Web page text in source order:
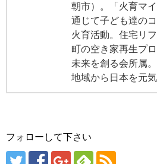
朝市）。「火育マ
通じて子ども達の
火育活動。住宅リ
町の空き家再生プ
未来を創る会所属
地域から日本を元気
フォローして下さい